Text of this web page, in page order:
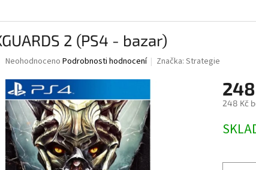
2 (PS4 - bazar)
Průměrné
produktu
je
0,0
z
5
hvězdiček.
Neohodnoceno Podrobnosti hodnocení Značka:Strategie
248 Kč
cena: